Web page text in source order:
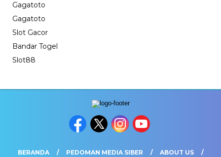
Gagatoto
Gagatoto
Slot Gacor
Bandar Togel
Slot88
BERANDA PEDOMAN MEDIA SIBER
ABOUT US